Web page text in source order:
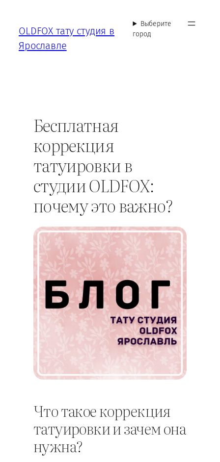
содержимому
OLDFOX тату студия в
Ярославле
Выберите
город
Бесплатная
коррекция
татуировки в
студии OLDFOX:
почему это важно?
Что такое коррекция
татуировки и зачем она
нужна?